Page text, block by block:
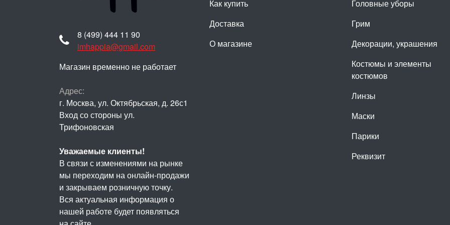
Как купить
Доставка
О магазине
Головные уборы
Грим
Декорации, украшения
Костюмы и элементы
костюмов
Линзы
Маски
Парики
Реквизит
8 (499) 444 11 90
imhappia@gmail.com
Магазин временно не работает
Адрес:
г. Москва, ул. Октябрьская, д. 26с1
Вход со стороны ул.
Трифоновская
Уважаемые клиенты!
В связи с изменениями на рынке
мы переходим на онлайн-продажи
и закрываем розничную точку.
Вся актуальная информация о
нашей работе будет появляться